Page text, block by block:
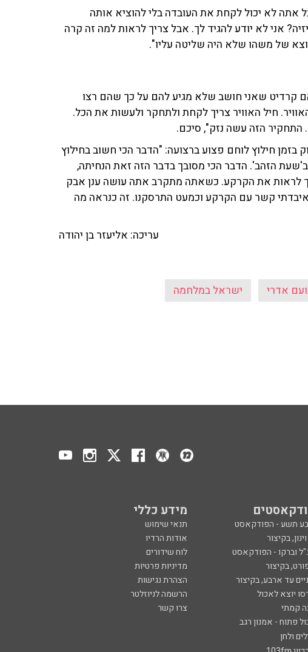
אתה לא יכול לקחת את העובדה בלי להוציא אותה
אני לא יודע להגיד לך. אבל צריך לראות למה זה קרה
של משהו שלא היה שליטה עליו".
קרדיט שאני חושב שלא מגיע להם על כך שהם רצו
חיל האוויר צריך לקחת ולתחקר ולעשות את הכל.
התחקיר הזה עשה נזק", סיכם.
חילוץ לוחם פצוע ברצועה: "הדבר הכי חשוב בחילוץ
הזהב'. הדבר הכי מסובך בדבר הזה זאת הנחיתה,
לראות את הקרקע. כשאתה מתקרב אתה עושה ענן אבק
קשר עם הקרקע וכמעט התרסקנו. זה כנראה מה
עריכה: אליעזר בן יהודה
אדרי ישראל במלחמה
מידע כללי
תשע - הפודקאסט
תנאי שימוש
בקיצור
אודות הרדיו
וברקו - הפודקאסט
לוח שידורים
בקיצור
מדיניות פרטיות
עד ארבע, בקיצור
הצהרת נגישות
יוצא לאכול
הרשמה לניוזלטר
קמתי
צרו קשר
פתוח - אמנון רגב
ולחן